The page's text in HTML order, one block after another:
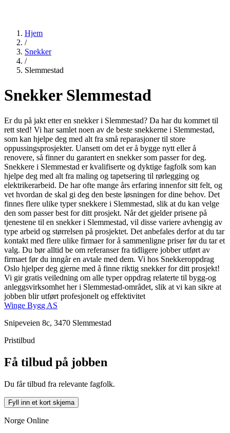
Hjem
/
Snekker
/
Slemmestad
Snekker Slemmestad
Er du på jakt etter en snekker i Slemmestad? Da har du kommet til
rett sted! Vi har samlet noen av de beste snekkerne i Slemmestad,
som kan hjelpe deg med alt fra små reparasjoner til store
oppussingsprosjekter. Uansett om det er å bygge nytt eller å
renovere, så finner du garantert en snekker som passer for deg.
Snekkere i Slemmestad er kvalifiserte og dyktige fagfolk som kan
hjelpe deg med alt fra maling og tapetsering til rørlegging og
elektrikerarbeid. De har ofte mange års erfaring innenfor sitt felt, og
vet hvordan de skal gi deg den beste løsningen for dine behov. Det
finnes flere ulike typer snekkere i Slemmestad, slik at du kan velge
den som passer best for ditt prosjekt. Når det gjelder prisene på
tjenestene til en snekker i Slemmestad, vil disse variere avhengig av
type arbeid og størrelsen på prosjektet. Det anbefales derfor at du tar
kontakt med flere ulike firmaer for å sammenligne priser før du tar et
valg. Du bør alltid be om referanser fra tidligere jobber utført av
firmaet før du inngår en avtale med dem. Vi hos Snekkeroppdrag
Oslo hjelper deg gjerne med å finne riktig snekker for ditt prosjekt!
Vi gir gratis veiledning om alle typer oppdrag relaterte til bygg-og
anleggsvirksomhet her i Slemmestad-området, slik at vi kan sikre at
jobben blir utført profesjonelt og effektivitet
Winge Bygg AS
Snipeveien 8c, 3470 Slemmestad
Pristilbud
Få tilbud på jobben
Du får tilbud fra relevante fagfolk.
Fyll inn et kort skjema
Norge Online